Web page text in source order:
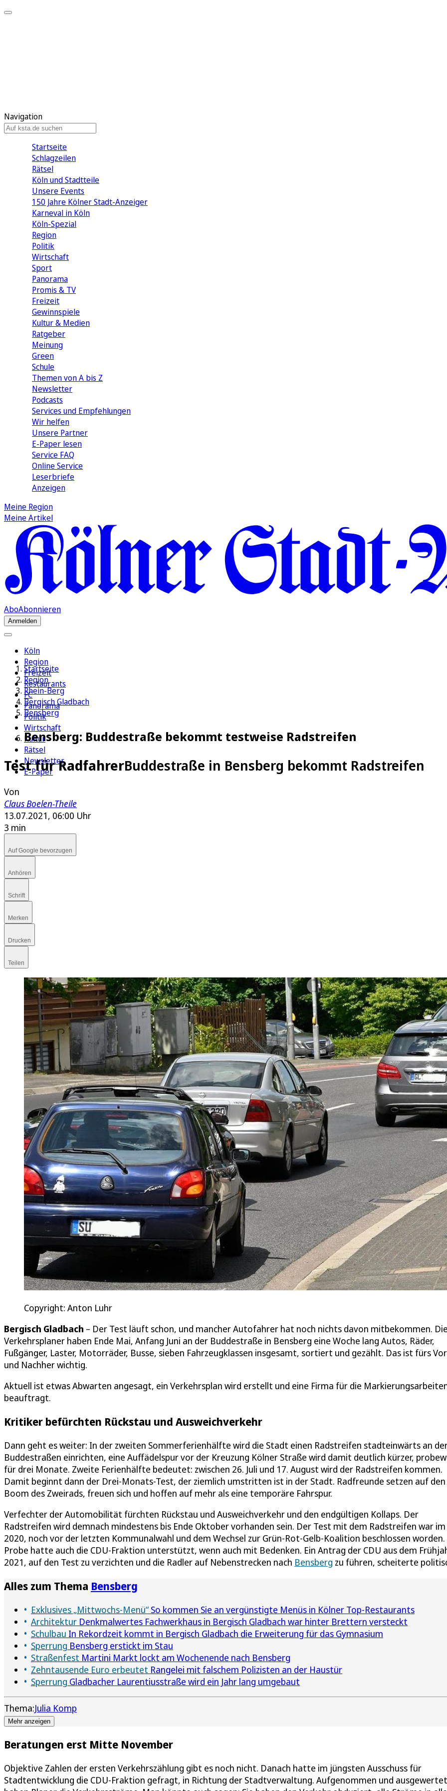
Navigation
Startseite
Schlagzeilen
Rätsel
Köln und Stadtteile
Unsere Events
150 Jahre Kölner Stadt-Anzeiger
Karneval in Köln
Köln-Spezial
Region
Politik
Wirtschaft
Sport
Panorama
Promis & TV
Freizeit
Gewinnspiele
Kultur & Medien
Ratgeber
Meinung
Green
Schule
Themen von A bis Z
Newsletter
Podcasts
Services und Empfehlungen
Wir helfen
Unsere Partner
E-Paper lesen
Service FAQ
Online Service
Leserbriefe
Anzeigen
Meine Region
Meine Artikel
AboAbonnieren
Anmelden
Köln
Region
Freizeit
Restaurants
FC
Panorama
Politik
Wirtschaft
Kultur
Rätsel
Newsletter
E-Paper
Startseite
Region
Rhein-Berg
Bergisch Gladbach
Bensberg
Bensberg: Buddestraße bekommt testweise Radstreifen
Test für RadfahrerBuddestraße in Bensberg bekommt Radstreifen
Von
Claus Boelen-Theile
13.07.2021, 06:00 Uhr
3 min
Auf Google bevorzugen
Anhören
Schrift
Merken
Drucken
Teilen
Copyright: Anton Luhr
Bergisch Gladbach – Der Test läuft schon, und mancher Autofahrer hat noch nichts davon mitbekommen.
Verkehrsplaner haben Ende Mai, Anfang Juni an der Buddestraße in Bensberg eine Woche lang Autos, Räder,
Fußgänger, Laster, Motorräder, Busse, sieben Fahrzeugklassen insgesamt, sortiert und gezählt. Das ist fürs
und Nachher wichtig.
Aktuell ist etwas Abwarten angesagt, ein Verkehrsplan wird erstellt und eine Firma für die
beauftragt.
Kritiker befürchten Rückstau und Ausweichverkehr
Dann geht es weiter: In der zweiten Sommerferienhälfte wird die Stadt einen Radstreifen stadteinwärts an
Buddestraßen einrichten, eine Auffädelspur vor der Kreuzung Kölner Straße wird damit deutlich kürzer,
für drei Monate. Zweite Ferienhälfte bedeutet: zwischen 26. Juli und 17. August wird der Radstreifen kommen.
Damit beginnt dann der Drei-Monats-Test, der ziemlich umstritten ist in der Stadt. Radfreunde setzen auf den
Boom des Zweirads, freuen sich und hoffen auf mehr als eine temporäre Fahrspur.
Verfechter der Automobilität fürchten Rückstau und Ausweichverkehr und den endgültigen Kollaps. Der
Radstreifen wird demnach mindestens bis Ende Oktober vorhanden sein. Der Test mit dem Radstreifen war im
2020, noch vor der letzten Kommunalwahl und dem Wechsel zur Grün-Rot-Gelb-Koalition beschlossen worden.
Probe hatte auch die CDU-Fraktion unterstützt, wenn auch mit Bedenken. Ein Antrag der CDU aus dem
2021, auf den Test zu verzichten und die Radler auf Nebenstrecken nach Bensberg zu führen, scheiterte
Alles zum Thema Bensberg
Exklusives „Mittwochs-Menü“ So kommen Sie an vergünstigte Menüs in Kölner Top-Restaurants
Architektur Denkmalwertes Fachwerkhaus in Bergisch Gladbach war hinter Brettern versteckt
Schulbau In Rekordzeit kommt in Bergisch Gladbach die Erweiterung für das Gymnasium
Sperrung Bensberg erstickt im Stau
Straßenfest Martini Markt lockt am Wochenende nach Bensberg
Zehntausende Euro erbeutet Rangelei mit falschem Polizisten an der Haustür
Sperrung Gladbacher Laurentiusstraße wird ein Jahr lang umgebaut
Thema:Julia Komp
Mehr anzeigen
Beratungen erst Mitte November
Objektive Zahlen der ersten Verkehrszählung gibt es noch nicht. Danach hatte im jüngsten Ausschuss für
Stadtentwicklung die CDU-Fraktion gefragt, in Richtung der Stadtverwaltung. Aufgenommen und ausgewertet